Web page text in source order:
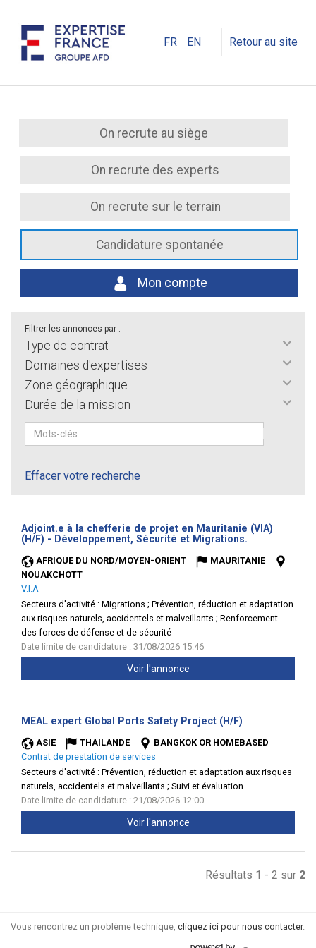
FR EN Retour au site
On recrute au siège
On recrute des experts
On recrute sur le terrain
Candidature spontanée
Mon compte
Filtrer les annonces par :
Type de contrat
Domaines d'expertises
Zone géographique
Durée de la mission
Effacer votre recherche
Adjoint.e à la chefferie de projet en Mauritanie (VIA)
(H/F) - Développement, Sécurité et Migrations.
AFRIQUE DU NORD/MOYEN-ORIENT
MAURITANIE
NOUAKCHOTT
V.I.A
Secteurs d'activité : Migrations ; Prévention, réduction et adaptation
aux risques naturels, accidentels et malveillants ; Renforcement
des forces de défense et de sécurité
Date limite de candidature : 31/08/2026 15:46
Voir l'annonce
MEAL expert Global Ports Safety Project (H/F)
ASIE THAILANDE
BANGKOK OR HOMEBASED
Contrat de prestation de services
Secteurs d'activité : Prévention, réduction et adaptation aux risques
naturels, accidentels et malveillants ; Suivi et évaluation
Date limite de candidature : 21/08/2026 12:00
Voir l'annonce
Résultats 1 - 2 sur 2
Vous rencontrez un problème technique, cliquez ici pour nous contacter.